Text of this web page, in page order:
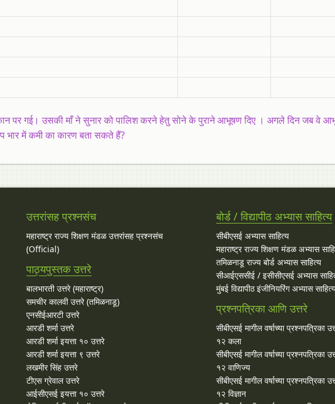
पर गई। उसकी माँ ने सुनार को पालिश करने हेतु सोने के पुराने आभूषण दिए । अगले दिन जब वे
भार में कमी का कारण बता सकते हैं?
उत्तरांसह प्रश्नसंच
महाराष्ट्र राज्य शिक्षण मंडळ उत्तरांसह प्रश्नसंच
(Official)
पाठ्यपुस्तक उत्तरे
बालभारती उत्तरे (महाराष्ट्र)
समचीर कालवी उत्तरे (तमिळनाडू)
एनसीईआरटी उत्तरे
आरडी शर्मा उत्तरे
आरडी शर्मा इयत्ता १० उत्तरे
आरडी शर्मा इयत्ता ९ उत्तरे
लखमीर सिंह उत्तरे
टीएस ग्रेवाल उत्तरे
आईसीएसई इयत्ता १० उत्तरे
बोर्ड / विद्यापीठ अभ्यास साहित्य
सीबीएसई अभ्यास साहित्य
महाराष्ट्र राज्य शिक्षण मंडळ अभ्यास
तमिळनाडू राज्य बोर्ड अभ्यास साहित्य
सीआईएससीई / इसीसीएसई अभ्यास
मुंबई विद्यापीठ इंजीनियरिंग अभ्यास
प्रश्नपत्रिका आणि उत्तरे
सीबीएसई मागील वर्षाच्या प्रश्‍नपत्रिका
१२ कला
सीबीएसई मागील वर्षाच्या प्रश्‍नपत्रिका
१२ वाणिज्य
सीबीएसई मागील वर्षाच्या प्रश्‍नपत्रिका
१२ विज्ञान